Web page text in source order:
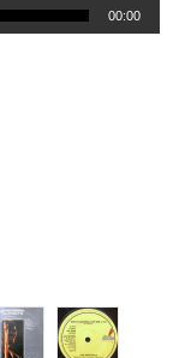
00:00